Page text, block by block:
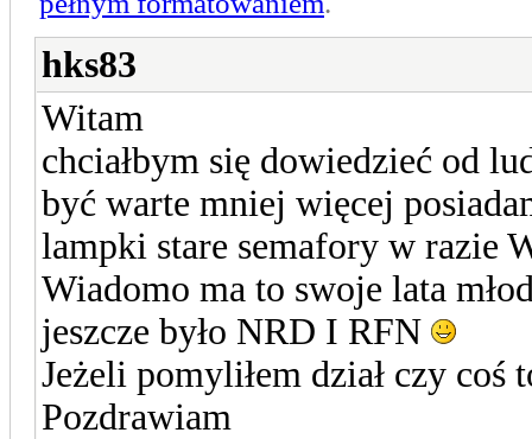
hks83
Witam
chciałbym się dowiedzieć od
być warte mniej więcej
lampki stare semafory w razie
Wiadomo ma to swoje lata
jeszcze było NRD I RFN
Jeżeli pomyliłem dział czy coś
Pozdrawiam